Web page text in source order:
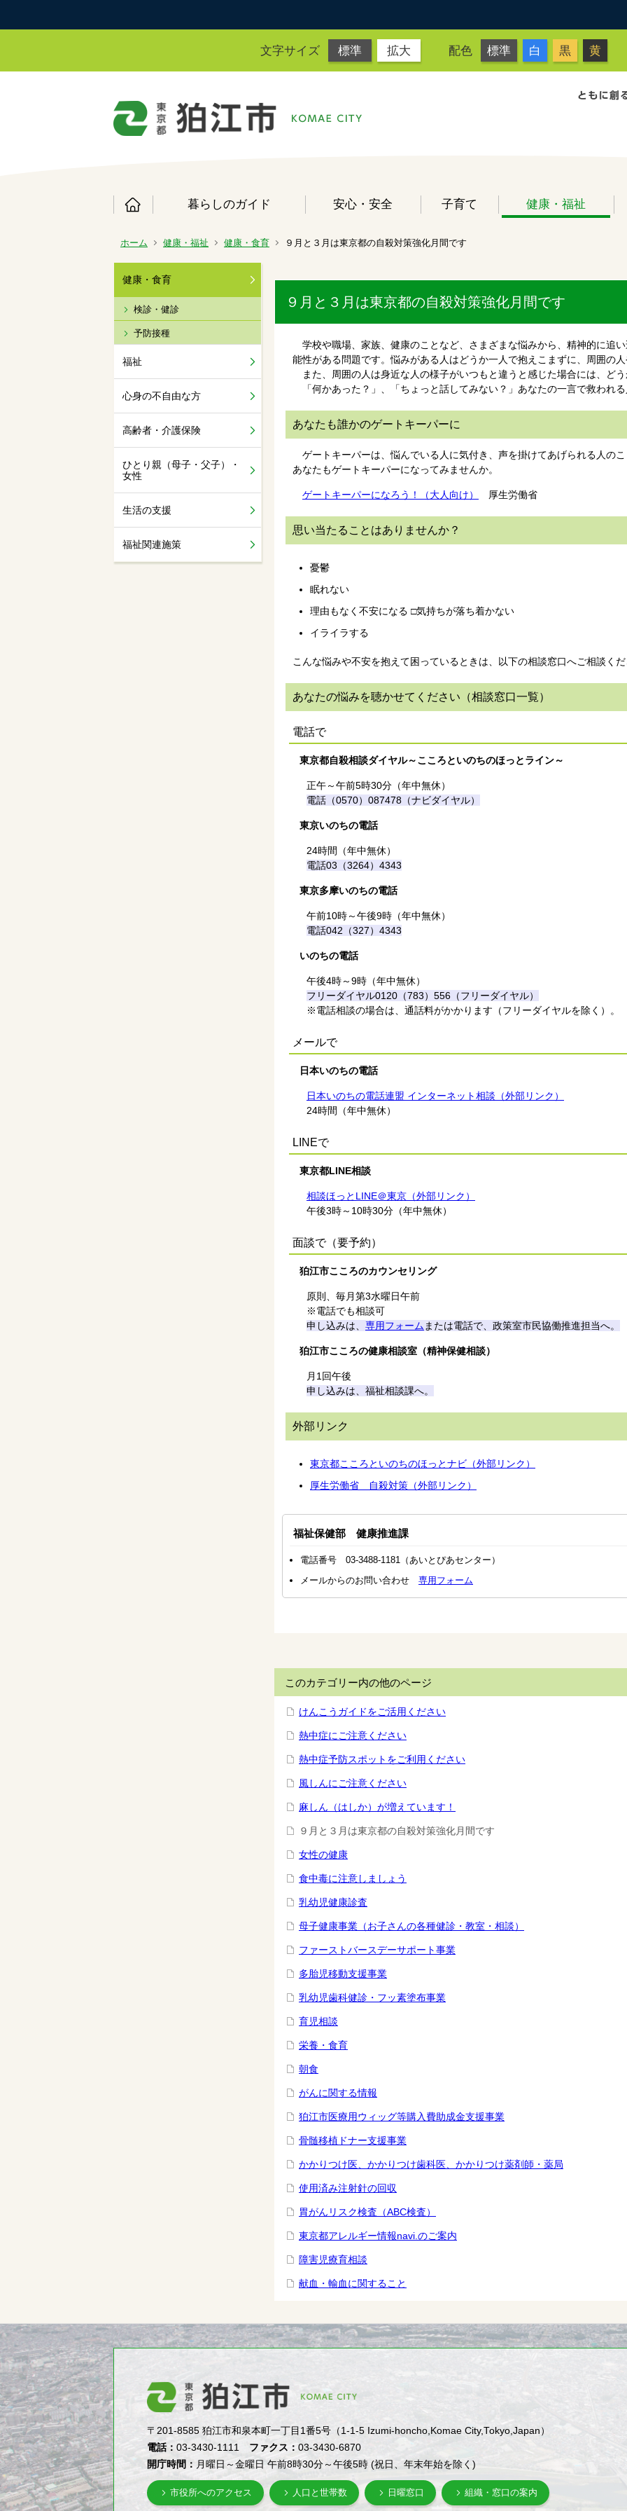
文字サイズ 標準 拡大 配色 標準 白 黒 黄
暮らしのガイド 安心・安全 子育て 健康・福祉
ホーム 健康・福祉 健康・食育 ９月と３月は東京都の自殺対策強化月間です
健康・食育
検診・健診
予防接種
福祉
心身の不自由な方
高齢者・介護保険
ひとり親（母子・父子）・
女性
生活の支援
福祉関連施策
９月と３月は東京都の自殺対策強化月間です
学校や職場、家族、健康のことなど、さまざまな悩みから、精神的に追
能性がある問題です。悩みがある人はどうか一人で抱えこまずに、周囲の
また、周囲の人は身近な人の様子がいつもと違うと感じた場合には、ど
「何かあった？」、「ちょっと話してみない？」あなたの一言で救われ
あなたも誰かのゲートキーパーに
ゲートキーパーは、悩んでいる人に気付き、声を掛けてあげられる人の
あなたもゲートキーパーになってみませんか。
ゲートキーパーになろう！（大人向け） 厚生労働省
思い当たることはありませんか？
憂鬱
眠れない
理由もなく不安になる □気持ちが落ち着かない
イライラする
こんな悩みや不安を抱えて困っているときは、以下の相談窓口へご相談く
あなたの悩みを聴かせてください（相談窓口一覧）
電話で
東京都自殺相談ダイヤル～こころといのちのほっとライン～
正午～午前5時30分（年中無休）
電話（0570）087478（ナビダイヤル）
東京いのちの電話
24時間（年中無休）
電話03（3264）4343
東京多摩いのちの電話
午前10時～午後9時（年中無休）
電話042（327）4343
いのちの電話
午後4時～9時（年中無休）
フリーダイヤル0120（783）556（フリーダイヤル）
※電話相談の場合は、通話料がかかります（フリーダイヤルを除く）。
メールで
日本いのちの電話
日本いのちの電話連盟 インターネット相談（外部リンク）
24時間（年中無休）
LINEで
東京都LINE相談
相談ほっとLINE＠東京（外部リンク）
午後3時～10時30分（年中無休）
面談で（要予約）
狛江市こころのカウンセリング
原則、毎月第3水曜日午前
※電話でも相談可
申し込みは、 専用フォーム または電話で、政策室市民協働推進担当へ。
狛江市こころの健康相談室（精神保健相談）
月1回午後
申し込みは、福祉相談課へ。
外部リンク
東京都こころといのちのほっとナビ（外部リンク）
厚生労働省 自殺対策（外部リンク）
福祉保健部 健康推進課
電話番号 03-3488-1181（あいとぴあセンター）
メールからのお問い合わせ 専用フォーム
このカテゴリー内の他のページ
けんこうガイドをご活用ください
熱中症にご注意ください
熱中症予防スポットをご利用ください
風しんにご注意ください
麻しん（はしか）が増えています！
９月と３月は東京都の自殺対策強化月間です
女性の健康
食中毒に注意しましょう
乳幼児健康診査
母子健康事業（お子さんの各種健診・教室・相談）
ファーストバースデーサポート事業
多胎児移動支援事業
乳幼児歯科健診・フッ素塗布事業
育児相談
栄養・食育
朝食
がんに関する情報
狛江市医療用ウィッグ等購入費助成金支援事業
骨髄移植ドナー支援事業
かかりつけ医、かかりつけ歯科医、かかりつけ薬剤師・薬局
使用済み注射針の回収
胃がんリスク検査（ABC検査）
東京都アレルギー情報navi.のご案内
障害児療育相談
献血・輸血に関すること
〒201-8585 狛江市和泉本町一丁目1番5号（1-1-5 Izumi-honcho,Komae City,Tokyo,Japan）
電話：03-3430-1111 ファクス：03-3430-6870
開庁時間： 月曜日～金曜日 午前8時30分～午後5時 (祝日、年末年始を除く)
市役所へのアクセス 人口と世帯数 日曜窓口 組織・窓口の案内